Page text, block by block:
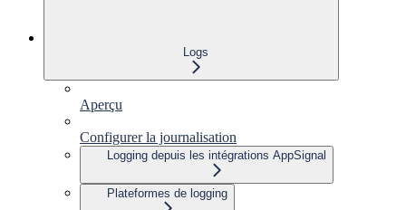
Logs
Aperçu
Configurer la journalisation
Logging depuis les intégrations AppSignal
Plateformes de logging